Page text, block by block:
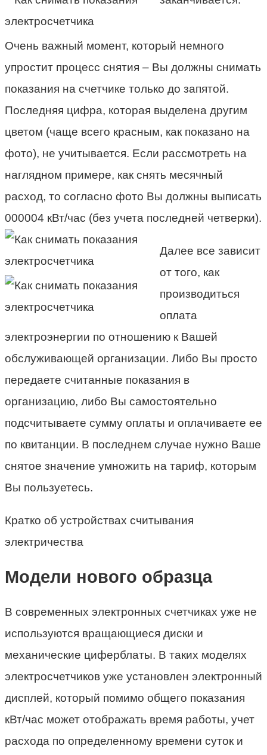
Очень важный момент, который немного
упростит процесс снятия – Вы должны снимать
показания на счетчике только до запятой.
Последняя цифра, которая выделена другим
цветом (чаще всего красным, как показано на
фото), не учитывается. Если рассмотреть на
наглядном примере, как снять месячный
расход, то согласно фото Вы должны выписать
000004 кВт/час (без учета последней четверки).
Далее все зависит
от того, как
производиться
оплата
электроэнергии по отношению к Вашей
обслуживающей организации. Либо Вы просто
передаете считанные показания в
организацию, либо Вы самостоятельно
подсчитываете сумму оплаты и оплачиваете ее
по квитанции. В последнем случае нужно Ваше
снятое значение умножить на тариф, которым
Вы пользуетесь.
Кратко об устройствах считывания
электричества
Модели нового образца
В современных электронных счетчиках уже не
используются вращающиеся диски и
механические циферблаты. В таких моделях
электросчетчиков уже установлен электронный
дисплей, который помимо общего показания
кВт/час может отображать время работы, учет
расхода по определенному времени суток и